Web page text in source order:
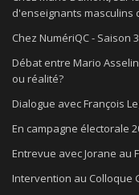
d'enseignants masculins
Chez NumériQC - Saison
Débat entre Mario
ou réalité?
Dialogue avec François
En campagne électorale
Entrevue avec Jorane au
Intervention au Colloque